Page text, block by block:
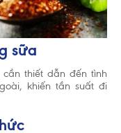
sữa
cần thiết dẫn đến tình
khiến tần suất đi